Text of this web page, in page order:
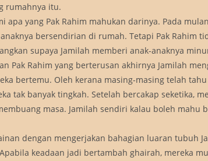
rumahnya itu.
apa yang Pak Rahim mahukan darinya. Pada
bersendirian di rumah. Tetapi Pak Rahim
supaya Jamilah memberi anak-anaknya
Pak Rahim yang berterusan akhirnya Jamilah
bertemu. Oleh kerana masing-masing telah
tak banyak tingkah. Setelah bercakap seketika,
masa. Jamilah sendiri kalau boleh mahu
dengan mengerjakan bahagian luaran tubuh
keadaan jadi bertambah ghairah, mereka